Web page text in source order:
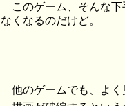
このゲーム、そんな
なくなるのだけど。
他のゲームでも、よく